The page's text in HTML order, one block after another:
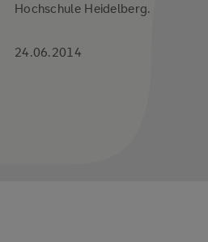
24.06.2014
Hochschule Heidelberg.